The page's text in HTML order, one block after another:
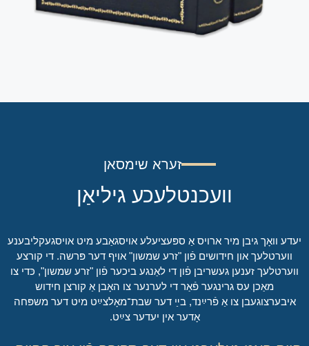
זערא שימסאן
וועכנטלעכע גיליאַן
יעדע וואָך גיבן מיר ארויס אַ ספּעציעלע אויסגאַבע מיט אויסגעקליבענע
ווערטלעך און חידושים פֿון "זרע שמשון" אויף דער פּרשה. די קורצע
ווערטלעך זענען געשריבן פֿון די לאַנגע ביכער פֿון "זרע שמשון", כּדי צו
מאַכן עס גרינגער פֿאַר די לערנער צו האָבן אַ קורצן חידוש
איבערצוגעבן צו אַ פֿרײַנד, בײַ דער שבת־מאָלצײַט מיט דער משפּחה
אָדער אין יעדער צײַט.